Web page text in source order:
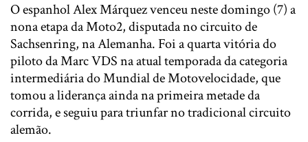
O espanhol Alex Márquez venceu neste domingo (7) a
nona etapa da Moto2, disputada no circuito de
Sachsenring, na Alemanha. Foi a quarta vitória do
piloto da Marc VDS na atual temporada da categoria
intermediária do Mundial de Motovelocidade, que
tomou a liderança ainda na primeira metade da
corrida, e seguiu para triunfar no tradicional circuito
alemão.